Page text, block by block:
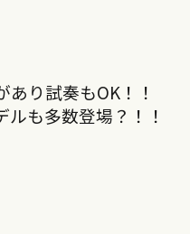
り試奏もOK！！
ルも多数登場？！！